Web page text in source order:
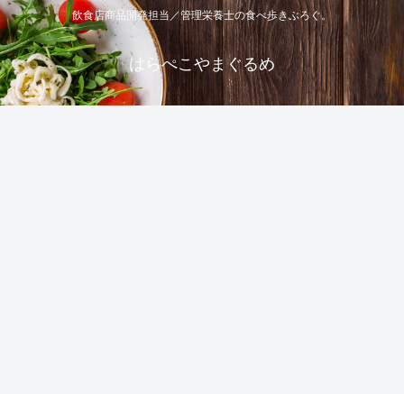
飲食店商品開発担当／管理栄養士の食べ歩きぶろぐ。
はらぺこやまぐるめ